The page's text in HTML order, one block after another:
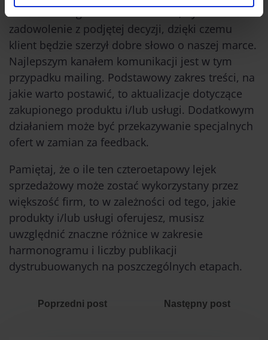
ambasadoring. Chodzi w nim o to, by wzmacniać
zadowolenie z podjętej decyzji, dzięki czemu
klient będzie szerzył dobre słowo o naszej marce.
Najlepszym kanałem komunikacji jest w tym
przypadku mailing. Podstawowy zakres treści, na
jakie warto postawić, to aktualizacje dotyczące
zakupionego produktu i/lub usługi. Dodatkowym
działaniem może być przekazywanie specjalnych
ofert w zamian za feedback.
Pamiętaj, że o ile ten czteroetapowy lejek
sprzedażowy może zostać wykorzystany przez
większość firm, to w zależności od tego, jakie
produkty i/lub usługi oferujesz, musisz
uwzględnić znaczne różnice w zakresie
harmonogramu i liczby publikacji
dystrubuowanych na poszczególnych etapach.
Poprzedni post Następny post